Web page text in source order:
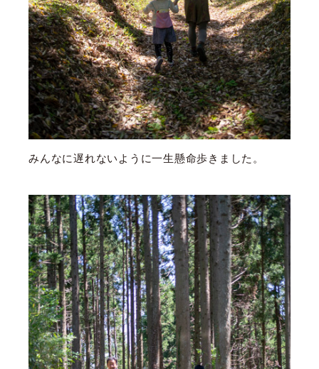
みんなに遅れないように一生懸命歩きました。